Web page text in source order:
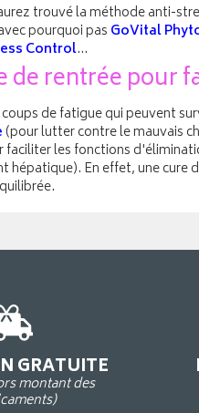
trouvé la méthode anti-
pourquoi pas GoVital
Control...
de rentrée pour
de fatigue qui peuvent
(pour lutter contre le mauvais
les fonctions
hépatique). En effet, une
GRATUITE
montant des